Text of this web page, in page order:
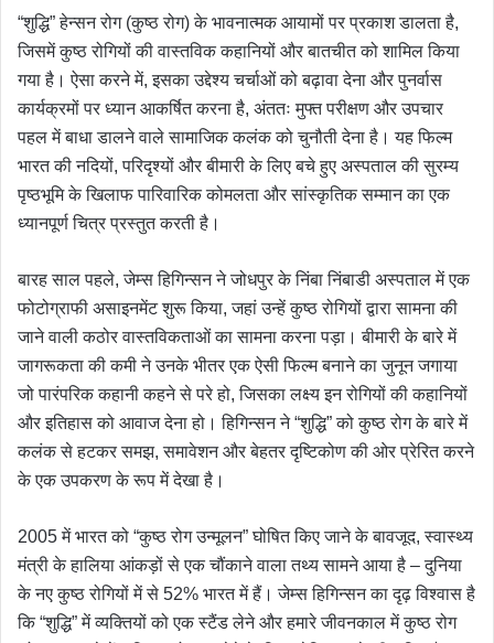
“शुद्धि” हेन्सन रोग (कुष्ठ रोग) के भावनात्मक आयामों पर प्रकाश डालता है,
जिसमें कुष्ठ रोगियों की वास्तविक कहानियों और बातचीत को शामिल किया
गया है। ऐसा करने में, इसका उद्देश्य चर्चाओं को बढ़ावा देना और पुनर्वास
कार्यक्रमों पर ध्यान आकर्षित करना है, अंततः मुफ्त परीक्षण और उपचार
पहल में बाधा डालने वाले सामाजिक कलंक को चुनौती देना है। यह फिल्म
भारत की नदियों, परिदृश्यों और बीमारी के लिए बचे हुए अस्पताल की सुरम्य
पृष्ठभूमि के खिलाफ पारिवारिक कोमलता और सांस्कृतिक सम्मान का एक
ध्यानपूर्ण चित्र प्रस्तुत करती है।
बारह साल पहले, जेम्स हिगिन्सन ने जोधपुर के निंबा निंबाडी अस्पताल में एक
फोटोग्राफी असाइनमेंट शुरू किया, जहां उन्हें कुष्ठ रोगियों द्वारा सामना की
जाने वाली कठोर वास्तविकताओं का सामना करना पड़ा। बीमारी के बारे में
जागरूकता की कमी ने उनके भीतर एक ऐसी फिल्म बनाने का जुनून जगाया
जो पारंपरिक कहानी कहने से परे हो, जिसका लक्ष्य इन रोगियों की कहानियों
और इतिहास को आवाज देना हो। हिगिन्सन ने “शुद्धि” को कुष्ठ रोग के बारे में
कलंक से हटकर समझ, समावेशन और बेहतर दृष्टिकोण की ओर प्रेरित करने
के एक उपकरण के रूप में देखा है।
2005 में भारत को “कुष्ठ रोग उन्मूलन” घोषित किए जाने के बावजूद, स्वास्थ्य
मंत्री के हालिया आंकड़ों से एक चौंकाने वाला तथ्य सामने आया है – दुनिया
के नए कुष्ठ रोगियों में से 52% भारत में हैं। जेम्स हिगिन्सन का दृढ़ विश्वास है
कि “शुद्धि” में व्यक्तियों को एक स्टैंड लेने और हमारे जीवनकाल में कुष्ठ रोग